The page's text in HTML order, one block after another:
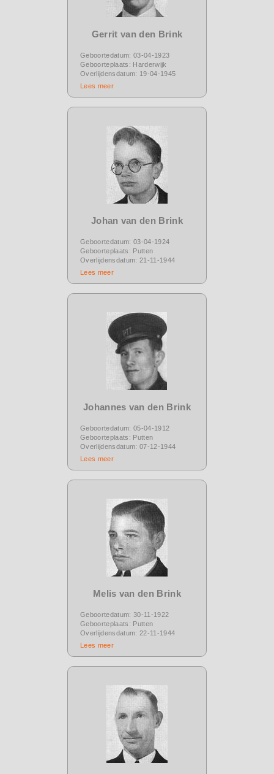
Gerrit van den Brink
Geboortedatum: 03-04-1923
Geboorteplaats: Harderwijk
Overlijdensdatum: 19-04-1945
Lees meer
Johan van den Brink
Geboortedatum: 03-04-1924
Geboorteplaats: Putten
Overlijdensdatum: 21-11-1944
Lees meer
Johannes van den Brink
Geboortedatum: 05-04-1912
Geboorteplaats: Putten
Overlijdensdatum: 07-12-1944
Lees meer
Melis van den Brink
Geboortedatum: 30-11-1922
Geboorteplaats: Putten
Overlijdensdatum: 22-11-1944
Lees meer